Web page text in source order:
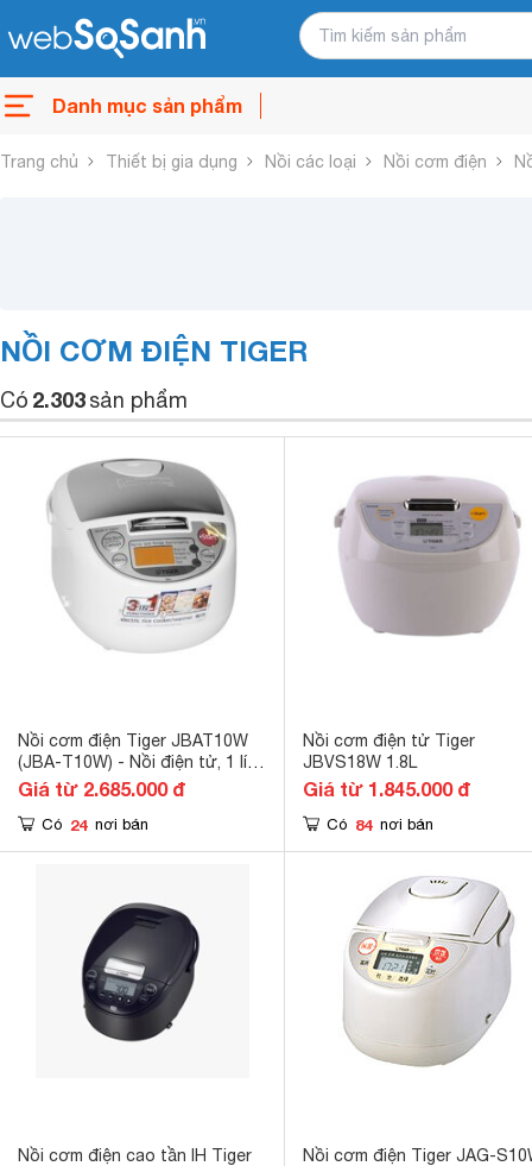
Danh mục sản phẩm
Trang chủ Thiết bị gia dụng Nồi các loại Nồi cơm điện
NỒI CƠM ĐIỆN TIGER
Có 2.303sản phẩm
Nồi cơm điện Tiger JBAT10W
(JBA-T10W) - Nồi điện tử, 1 lít,
641W
Giá từ 2.685.000 đ
Có 24 nơi bán
Nồi cơm điện tử Tiger
JBVS18W 1.8L
Giá từ 1.845.000 đ
Có 84 nơi bán
Nồi cơm điện cao tần IH Tiger
Nồi cơm điện Tiger JAG-